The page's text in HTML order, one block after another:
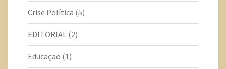
Crise Política (5)
EDITORIAL (2)
Educação (1)